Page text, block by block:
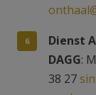
Dienst
DAGG:
38 27